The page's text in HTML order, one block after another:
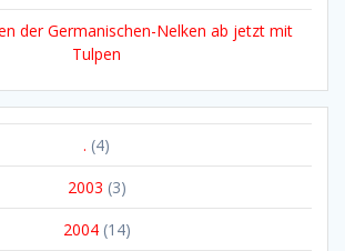
der Germanischen-Nelken ab jetzt mit
Tulpen
. (4)
2003 (3)
2004(14)